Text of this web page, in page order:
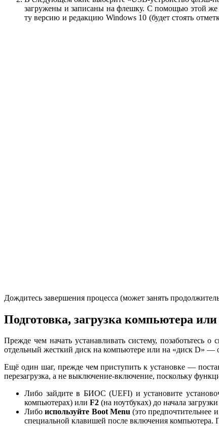
загружены и записаны на флешку. С помощью этой же
ту версию и редакцию Windows 10 (будет стоять
Дождитесь завершения процесса (может занять
Подготовка, загрузка компьютера
Прежде чем начать устанавливать систему,
отдельный жесткий диск на компьютере или на «диск D» —
Ещё один шаг, прежде чем приступить к установке —
перезагрузка, а не выключение-включение, поскольку
Либо зайдите в БИОС (UEFI) и установите
компьютерах) или F2 (на ноутбуках) до начала
Либоиспользуйте Boot Menu(это предпочтительнее
специальной клавишей после включения